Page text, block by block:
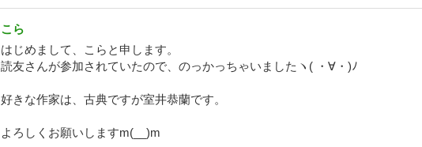
こら
はじめまして、こらと申します。
読友さんが参加されていたので、のっかっちゃいましたヽ( ・∀・)ﾉ
好きな作家は、古典ですが室井恭蘭です。
よろしくお願いしますm(__)m